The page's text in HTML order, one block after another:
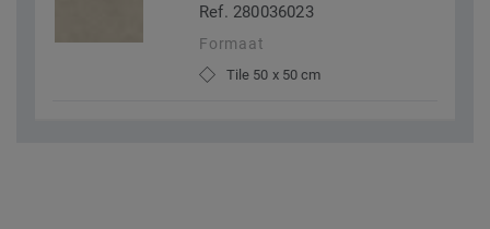
Ref. 280036023
Formaat
Tile 50 x 50 cm